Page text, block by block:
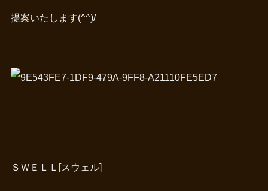
提案いたします(^^)/
ＳＷＥＬＬ[スウェル]